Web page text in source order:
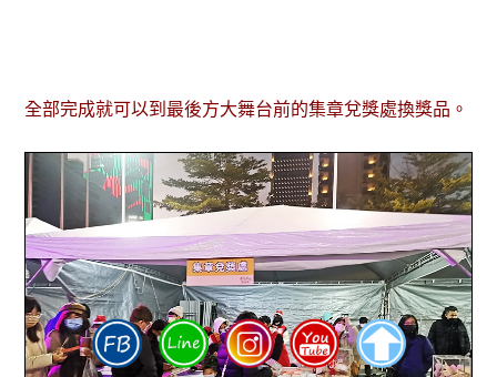
全部完成就可以到最後方大舞台前的集章兌獎處換獎品。